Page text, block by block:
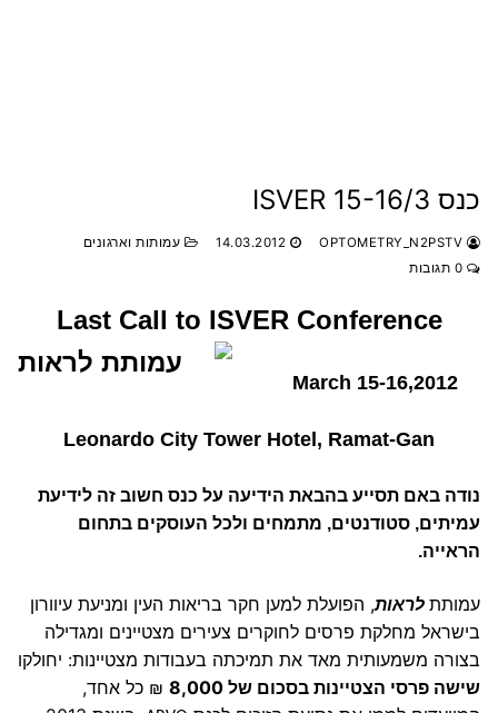
כנס ISVER 15-16/3
OPTOMETRY_N2PSTV
14.03.2012
עמותות וארגונים
0 תגובות
Last Call to ISVER Conference
March 15-16,2012
Leonardo City Tower Hotel, Ramat-Gan
נודה באם תסייע בהבאת הידיעה על כנס חשוב זה לידיעת
עמיתים, סטודנטים, מתמחים ולכל העוסקים בתחום
הראייה.
עמותתלראות, הפועלת למען חקר בריאות העין ומניעת עיוורון
בישראל מחלקת פרסים לחוקרים צעירים מצטיינים ומגדילה
בצורה משמעותית מאד את תמיכתה בעבודות מצטיינות: יחולקו
שישה פרסי הצטיינות בסכום של 8,000
₪ כל אחד,